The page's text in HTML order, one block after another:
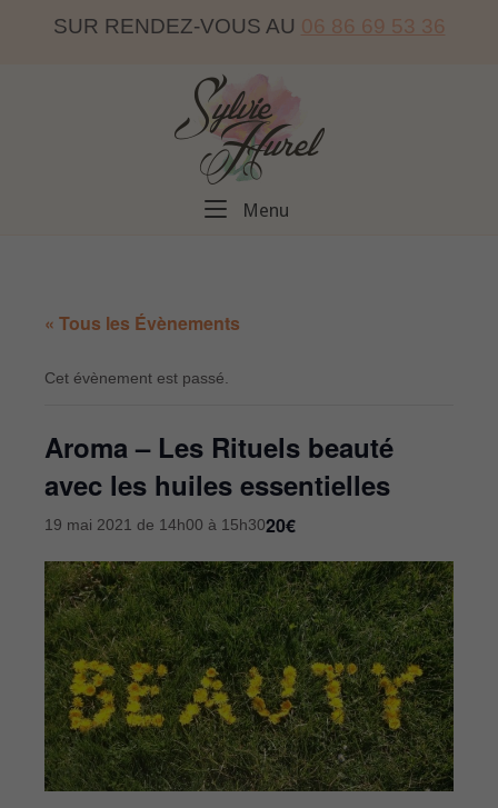
SUR RENDEZ-VOUS AU 06 86 69 53 36
Home
Menu
« Tous les Évènements
Cet évènement est passé.
Aroma – Les Rituels beauté
avec les huiles essentielles
19 mai 2021 de 14h00 à 15h3020€